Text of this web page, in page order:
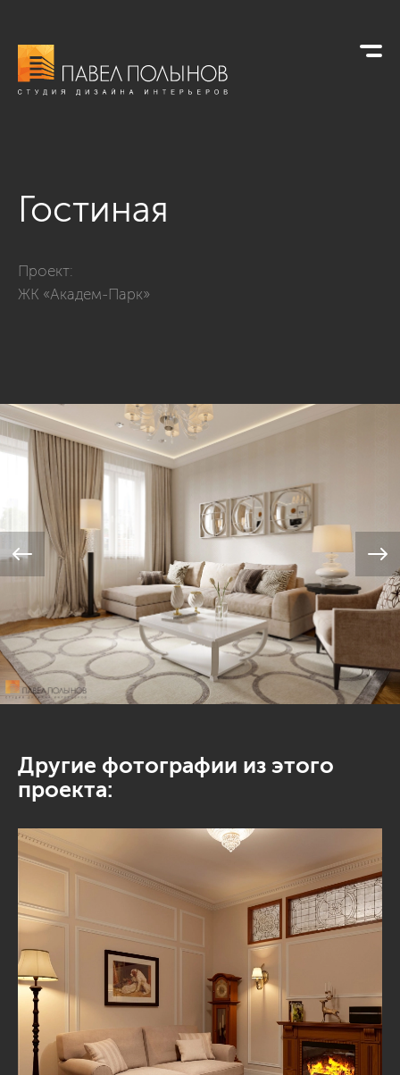
Гостиная
Проект:
ЖК «Академ-Парк»
Другие фотографии из этого
проекта: